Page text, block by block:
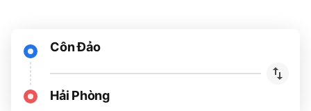
Côn Đảo
Hải Phòng